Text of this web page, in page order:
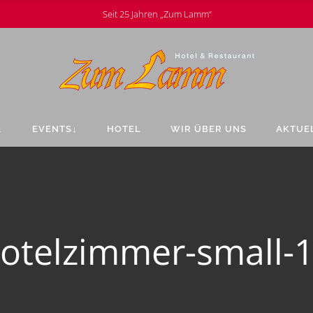
Seit 25 Jahren „Zum Lamm“
EVENTS↓ HOTEL WIR ÜBER UNS
small-